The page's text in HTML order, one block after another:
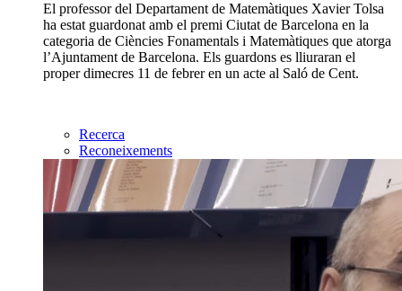
El professor del Departament de Matemàtiques Xavier Tolsa
ha estat guardonat amb el premi Ciutat de Barcelona en la
categoria de Ciències Fonamentals i Matemàtiques que atorga
l’Ajuntament de Barcelona. Els guardons es lliuraran el
proper dimecres 11 de febrer en un acte al Saló de Cent.
Recerca
Reconeixements